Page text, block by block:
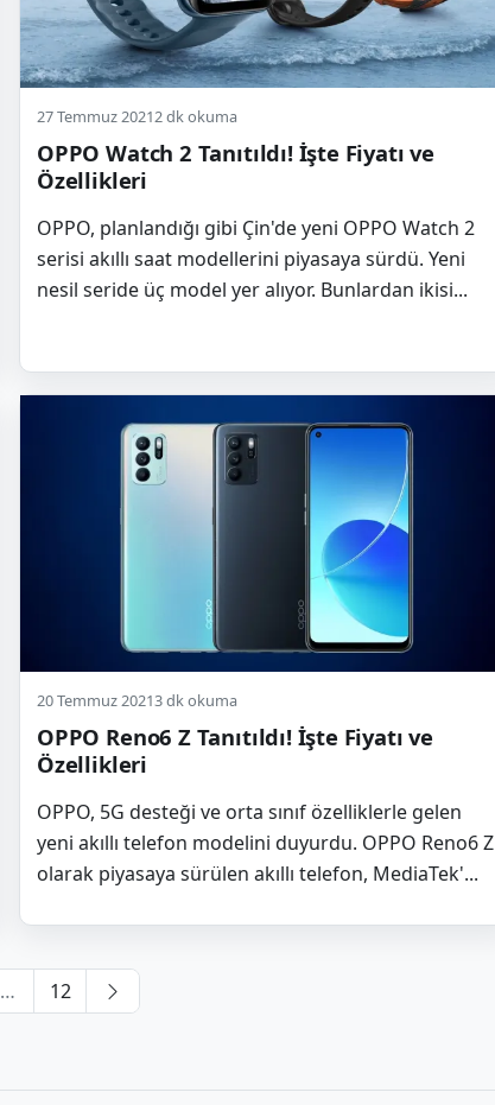
27 Temmuz 20212 dk okuma
OPPO Watch 2 Tanıtıldı! İşte Fiyatı ve
Özellikleri
OPPO, planlandığı gibi Çin'de yeni OPPO Watch 2
serisi akıllı saat modellerini piyasaya sürdü. Yeni
nesil seride üç model yer alıyor. Bunlardan ikisi...
20 Temmuz 20213 dk okuma
OPPO Reno6 Z Tanıtıldı! İşte Fiyatı ve
Özellikleri
OPPO, 5G desteği ve orta sınıf özelliklerle gelen
yeni akıllı telefon modelini duyurdu. OPPO Reno6 Z
olarak piyasaya sürülen akıllı telefon, MediaTek'...
Yazı
sayfalaması
… 12
Sonraki